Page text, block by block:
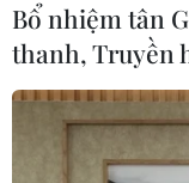
TIN LIÊN
Bổ nhiệm tân
thanh, Truyền